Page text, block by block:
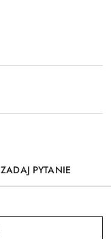
ZADAJ PYTANIE